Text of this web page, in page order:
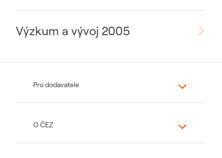
Výzkum a vývoj 2005
Pro dodavatele
O ČEZ